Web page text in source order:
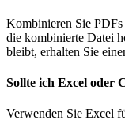
Kombinieren Sie
die kombinierte Datei
bleibt, erhalten Sie
Sollte ich Excel oder
Verwenden Sie Excel